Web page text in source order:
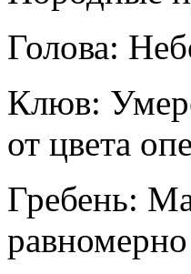
Голова:
Клюв:
от цвета
Гребень: